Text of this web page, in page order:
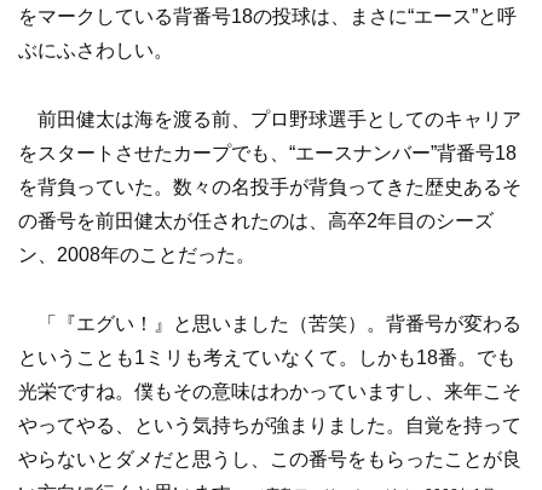
をマークしている背番号18の投球は、まさに“エース”と呼
ぶにふさわしい。
前田健太は海を渡る前、プロ野球選手としてのキャリア
をスタートさせたカープでも、“エースナンバー”背番号18
を背負っていた。数々の名投手が背負ってきた歴史あるそ
の番号を前田健太が任されたのは、高卒2年目のシーズ
ン、2008年のことだった。
「『エグい！』と思いました（苦笑）。背番号が変わる
ということも1ミリも考えていなくて。しかも18番。でも
光栄ですね。僕もその意味はわかっていますし、来年こそ
やってやる、という気持ちが強まりました。自覚を持って
やらないとダメだと思うし、この番号をもらったことが良